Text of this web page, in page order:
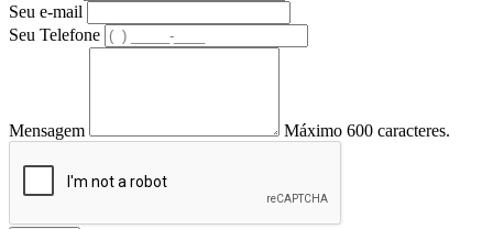
Seu e-mail
Seu Telefone
Mensagem Máximo 600 caracteres.